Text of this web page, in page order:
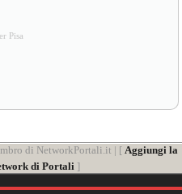
Pisa
di NetworkPortali.it | [ Aggiungi la
di Portali ]